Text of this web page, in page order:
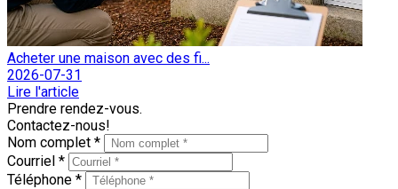
Acheter une maison avec des fi...
2026-07-31
Lire l'article
Prendre rendez-vous.
Contactez-nous!
Nom complet *
Courriel *
Téléphone *